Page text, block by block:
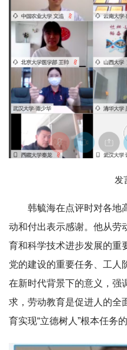
发
韩毓海在点评时对各地
动和付出表示感谢。他从劳
育和科学技术进步发展的重
党的建设的重要任务、工人
在新时代背景下的意义，强
求，劳动教育是促进人的全
育实现“立德树人”根本任务